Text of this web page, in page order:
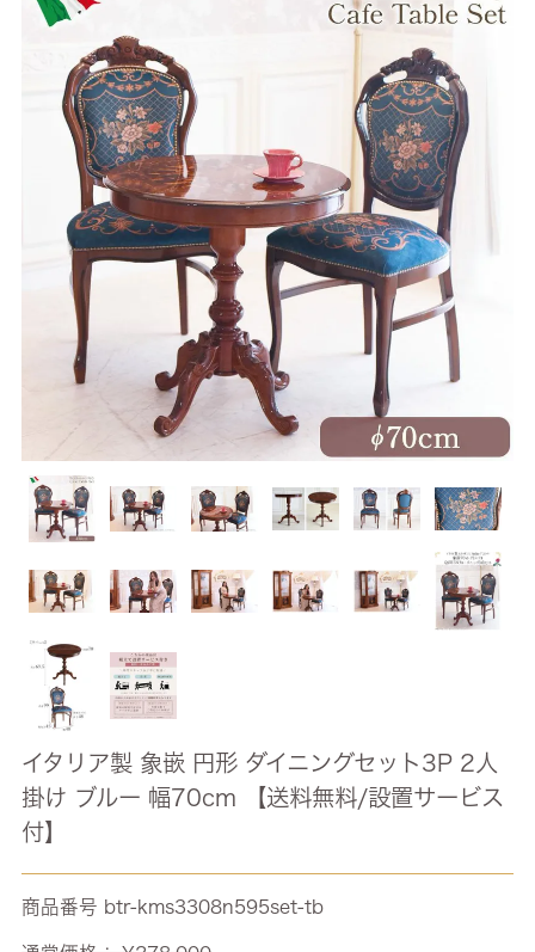
イタリア製 象嵌 円形 ダイニングセット3P 2人
掛け ブルー 幅70cm 【送料無料/設置サービス
付】
商品番号 btr-kms3308n595set-tb